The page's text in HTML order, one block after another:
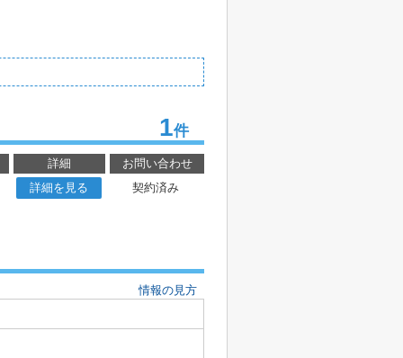
1件
詳細
お問い合わせ
詳細を見る
契約済み
情報の見方